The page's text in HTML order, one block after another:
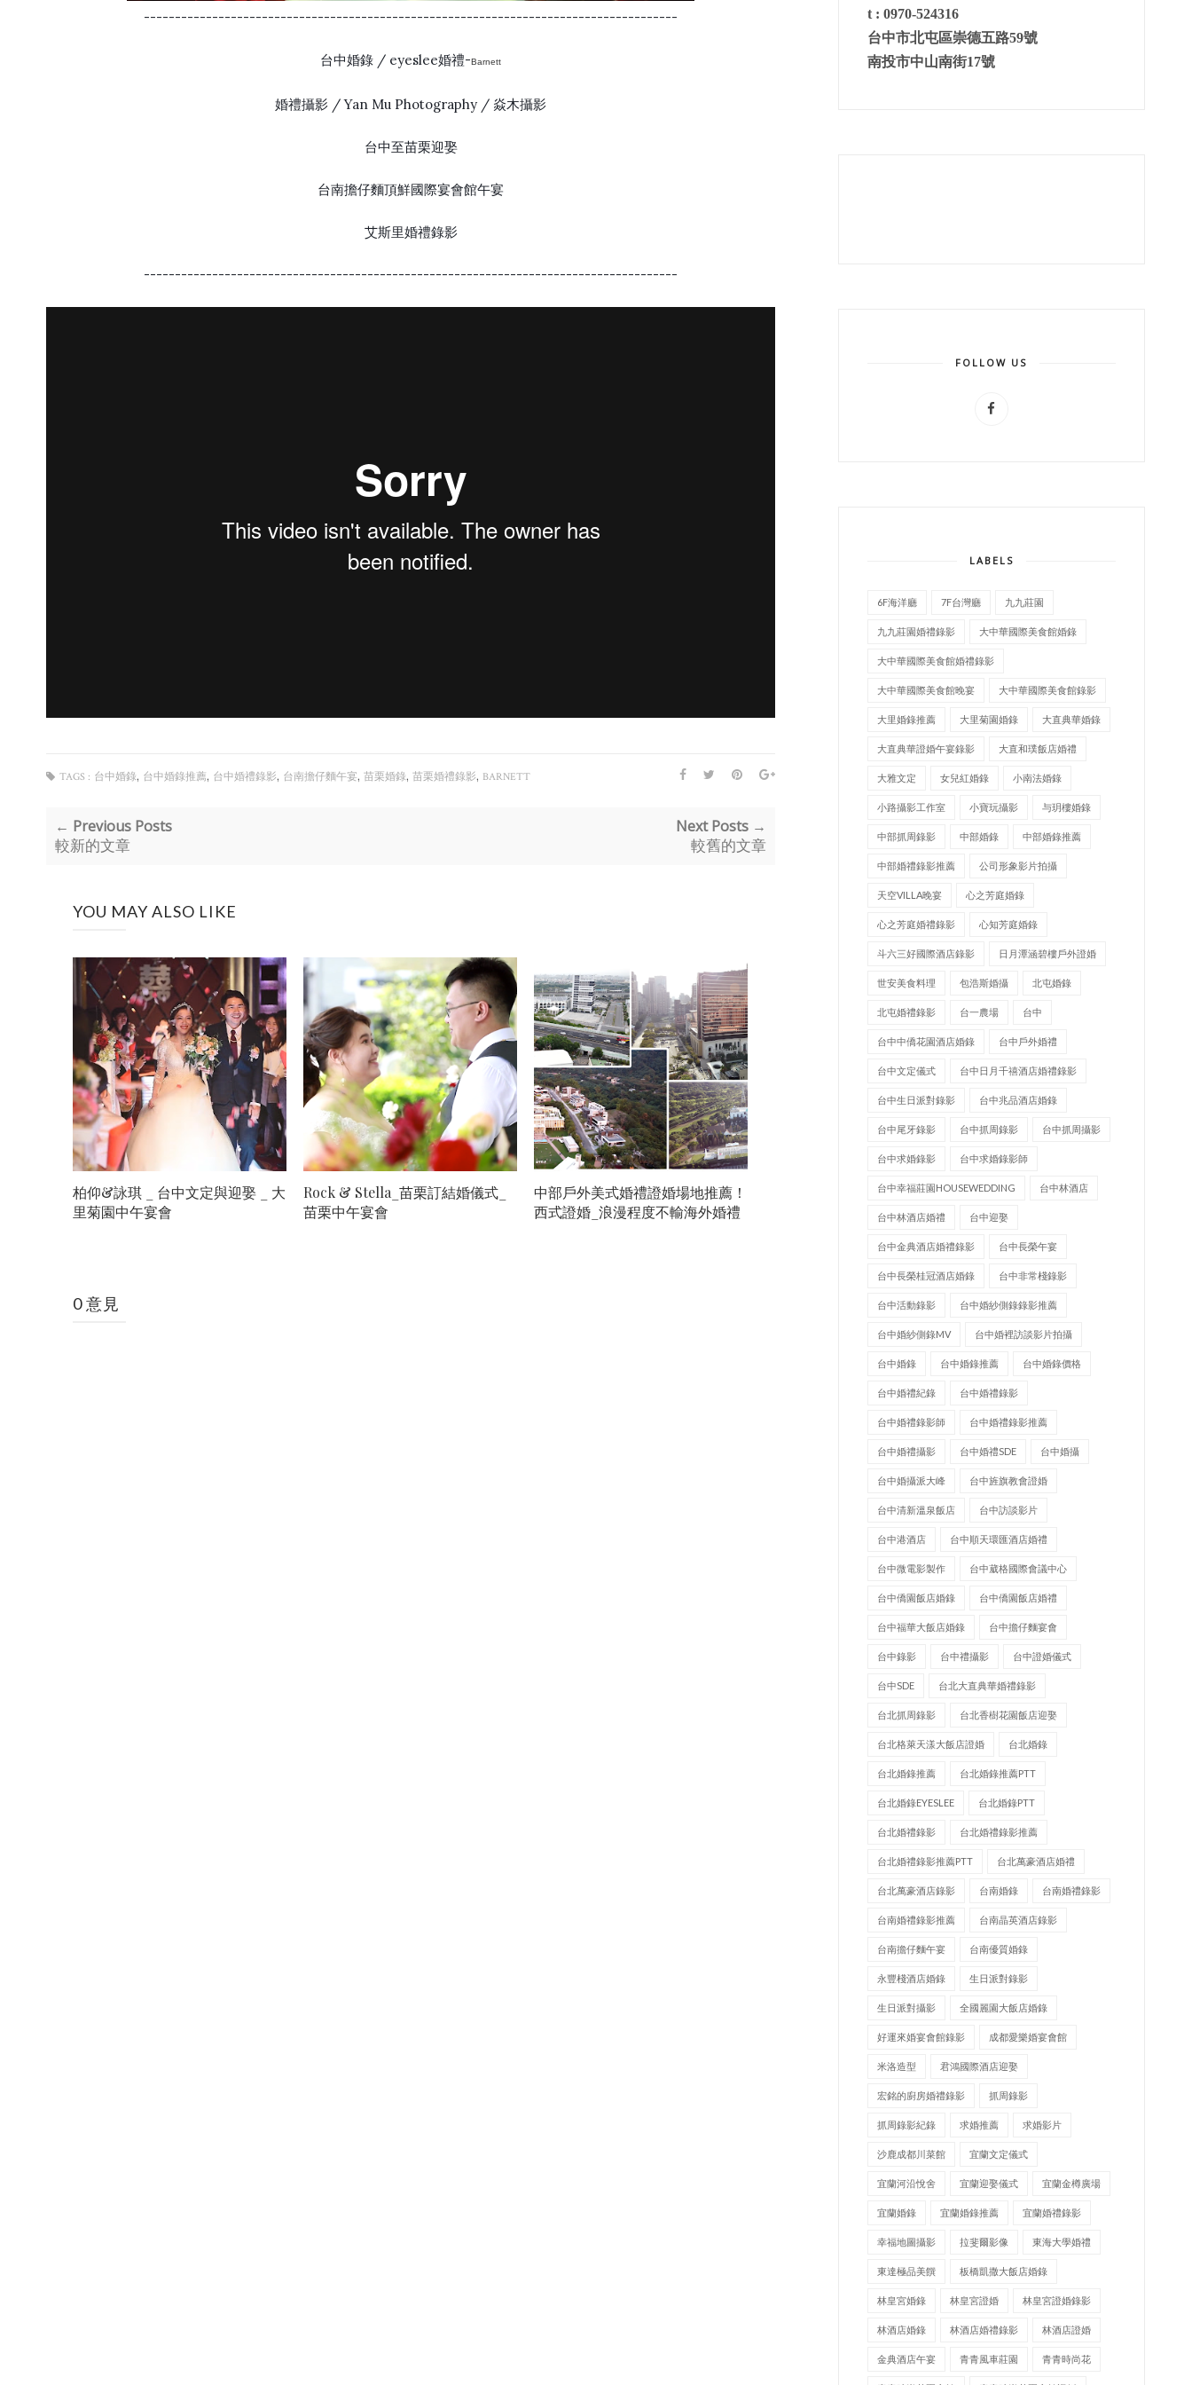
--------------------------------------------------------------------------------------
台中婚錄 / eyeslee婚禮-Barnett
婚禮攝影 / Yan Mu Photography / 焱木攝影
台中至苗栗迎娶
台南擔仔麵頂鮮國際宴會館午宴
艾斯里婚禮錄影
--------------------------------------------------------------------------------------
TAGS : 台中婚錄, 台中婚錄推薦, 台中婚禮錄影, 台南擔仔麵午宴, 苗栗婚錄, 苗栗婚禮錄影, BARNETT
← Previous Posts
較新的文章
Next Posts →
較舊的文章
YOU MAY ALSO LIKE
柏仰&詠琪 _ 台中文定與迎娶 _ 大
里菊園中午宴會
Rock & Stella_苗栗訂結婚儀式_
苗栗中午宴會
中部戶外美式婚禮證婚場地推薦！
西式證婚_浪漫程度不輸海外婚禮
0 意見
t : 0970-524316
台中市北屯區崇德五路59號
南投市中山南街17號
FOLLOW US
LABELS
6F海洋廳 7F台灣廳 九九莊園
九九莊園婚禮錄影 大中華國際美食館婚錄
大中華國際美食館婚禮錄影
大中華國際美食館晚宴 大中華國際美食館錄影
大里婚錄推薦 大里菊園婚錄 大直典華婚錄
大直典華證婚午宴錄影 大直和璞飯店婚禮
大雅文定 女兒紅婚錄 小南法婚錄
小路攝影工作室 小寶玩攝影 与玥樓婚錄
中部抓周錄影 中部婚錄 中部婚錄推薦
中部婚禮錄影推薦 公司形象影片拍攝
天空VILLA晚宴 心之芳庭婚錄
心之芳庭婚禮錄影 心知芳庭婚錄
斗六三好國際酒店錄影 日月潭涵碧樓戶外證婚
世安美食料理 包浩斯婚攝 北屯婚錄
北屯婚禮錄影 台一農場 台中
台中中僑花園酒店婚錄 台中戶外婚禮
台中文定儀式 台中日月千禧酒店婚禮錄影
台中生日派對錄影 台中兆品酒店婚錄
台中尾牙錄影 台中抓周錄影 台中抓周攝影
台中求婚錄影 台中求婚錄影師
台中幸福莊園HOUSEWEDDING 台中林酒店
台中林酒店婚禮 台中迎娶
台中金典酒店婚禮錄影 台中長榮午宴
台中長榮桂冠酒店婚錄 台中非常棧錄影
台中活動錄影 台中婚紗側錄錄影推薦
台中婚紗側錄MV 台中婚裡訪談影片拍攝
台中婚錄 台中婚錄推薦 台中婚錄價格
台中婚禮紀錄 台中婚禮錄影
台中婚禮錄影師 台中婚禮錄影推薦
台中婚禮攝影 台中婚禮SDE 台中婚攝
台中婚攝派大峰 台中旌旗教會證婚
台中清新溫泉飯店 台中訪談影片
台中港酒店 台中順天環匯酒店婚禮
台中微電影製作 台中葳格國際會議中心
台中僑園飯店婚錄 台中僑園飯店婚禮
台中福華大飯店婚錄 台中擔仔麵宴會
台中錄影 台中禮攝影 台中證婚儀式
台中SDE 台北大直典華婚禮錄影
台北抓周錄影 台北香樹花園飯店迎娶
台北格萊天漾大飯店證婚 台北婚錄
台北婚錄推薦 台北婚錄推薦PTT
台北婚錄EYESLEE 台北婚錄PTT
台北婚禮錄影 台北婚禮錄影推薦
台北婚禮錄影推薦PTT 台北萬豪酒店婚禮
台北萬豪酒店錄影 台南婚錄 台南婚禮錄影
台南婚禮錄影推薦 台南晶英酒店錄影
台南擔仔麵午宴 台南優質婚錄
永豐棧酒店婚錄 生日派對錄影
生日派對攝影 全國麗園大飯店婚錄
好運來婚宴會館錄影 成都愛樂婚宴會館
米洛造型 君鴻國際酒店迎娶
宏銘的廚房婚禮錄影 抓周錄影
抓周錄影紀錄 求婚推薦 求婚影片
沙鹿成都川菜館 宜蘭文定儀式
宜蘭河沿悅舍 宜蘭迎娶儀式 宜蘭金樽廣場
宜蘭婚錄 宜蘭婚錄推薦 宜蘭婚禮錄影
幸福地圖攝影 拉斐爾影像 東海大學婚禮
東達極品美饌 板橋凱撒大飯店婚錄
林皇宮婚錄 林皇宮證婚 林皇宮證婚錄影
林酒店婚錄 林酒店婚禮錄影 林酒店證婚
金典酒店午宴 青青風車莊園 青青時尚花